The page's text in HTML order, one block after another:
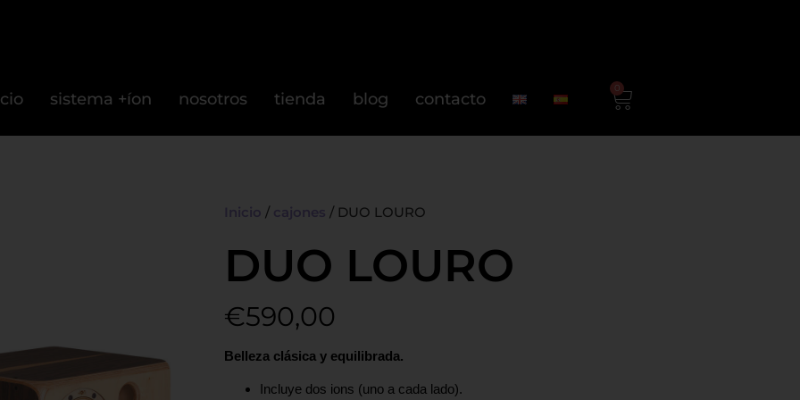
sistema +íon nosotros tienda blog contacto
0
Inicio / cajones / DUO LOURO
DUO LOURO
€590,00
Belleza clásica y equilibrada.
Incluye dos ions (uno a cada lado).